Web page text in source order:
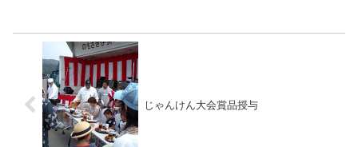
じゃんけん大会賞品授与